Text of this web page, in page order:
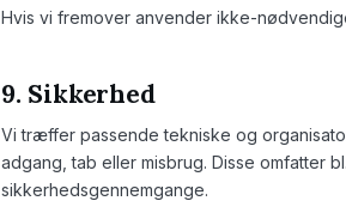
Hvis vi fremover anvender ikke-
9. Sikkerhed
Vi træffer passende tekniske og
adgang, tab eller misbrug. Disse omfatter
sikkerhedsgennemgange.